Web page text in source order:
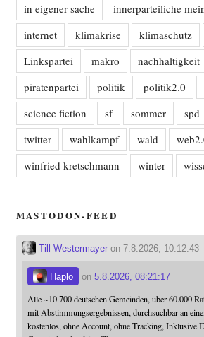
in eigener sache
innerparteiliche
internet
klimakrise klimaschutz
Linkspartei
makro nachhaltigkeit
piratenpartei
politik politik2.0
science fiction
sf sommer spd
twitter
wahlkampf wald
winfried kretschmann
winter
MASTODON-FEED
Till Westermayeron 7.8.2026, 10:12:43
Haplo on 5.8.2026, 08:21:17
Alle ~10.700 deutschen Gemeinden, über 60.000
mit Abstimmungsergebnissen, durchsuchbar an
kostenlos, ohne Account, ohne Tracking, Inklusive